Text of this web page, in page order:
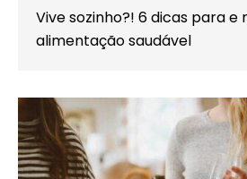
Vive sozinho?! 6 dicas para
alimentação saudável